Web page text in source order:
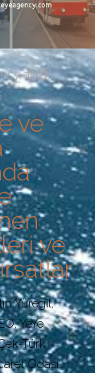
at
ve
ve
Yüregil,
YeYe
Türk
Odası